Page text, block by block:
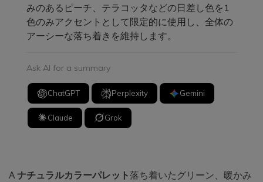
みのあるピーチ、テラコッタなどの日差し色を1
色のみアクセントとして限定的に使用し、全体の
アーシーな落ち着きを維持します。
Ask AI for a summary
ChatGPT Perplexity Gemini
Claude Grok
A ナチュラルカラーパレット落ち着いたグリーン、暖かみ